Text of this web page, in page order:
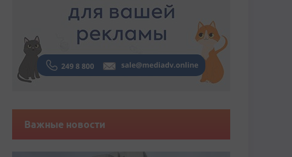
Важные новости